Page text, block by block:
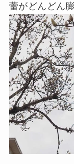
蕾がどんどん